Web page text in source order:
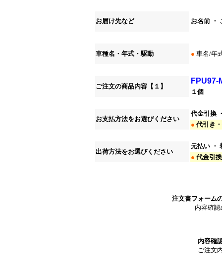
お届け先など お名前 ・
車種名・年式・駆動 ● 車名/年
ご注文の商品内容【１】
FPU97-
１個
お支払方法をお選びください
代金引換
● 代引き
出荷方法をお選びください
元払い ・
● 代金引
注文書フォーム
内容確
内容確
ご注文